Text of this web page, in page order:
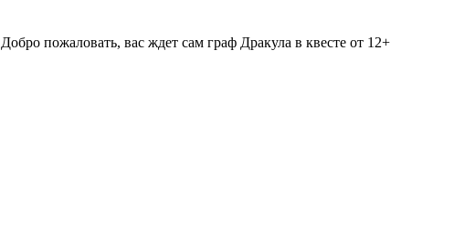
пожаловать, вас ждет сам граф Дракула в квесте от 12+